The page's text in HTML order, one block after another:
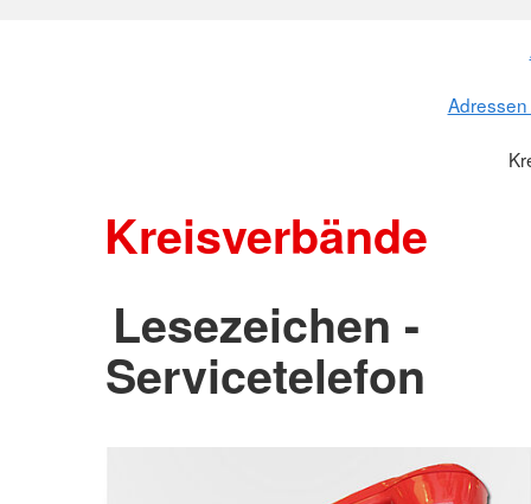
Kreisverbände
Lesezeichen -
Servicetelefon